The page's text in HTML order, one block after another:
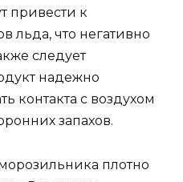
привести к
льда, что негативно
следует
надежно
контакта с воздухом
запахов.
плотно